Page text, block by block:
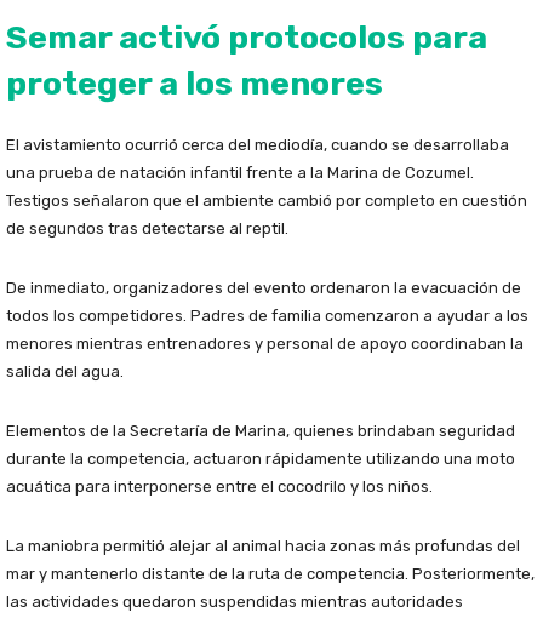
Semar activó protocolos para
proteger a los menores
El avistamiento ocurrió cerca del mediodía, cuando se desarrollaba
una prueba de natación infantil frente a la Marina de Cozumel.
Testigos señalaron que el ambiente cambió por completo en cuestión
de segundos tras detectarse al reptil.
De inmediato, organizadores del evento ordenaron la evacuación de
todos los competidores. Padres de familia comenzaron a ayudar a los
menores mientras entrenadores y personal de apoyo coordinaban la
salida del agua.
Elementos de la Secretaría de Marina, quienes brindaban seguridad
durante la competencia, actuaron rápidamente utilizando una moto
acuática para interponerse entre el cocodrilo y los niños.
La maniobra permitió alejar al animal hacia zonas más profundas del
mar y mantenerlo distante de la ruta de competencia. Posteriormente,
las actividades quedaron suspendidas mientras autoridades